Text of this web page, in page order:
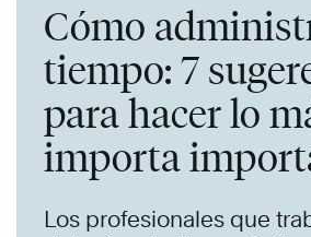
Cómo
tiempo: 7
para hacer lo
importa
Los profesionales que